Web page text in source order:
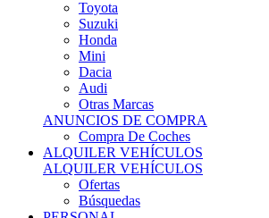
Honda
Mini
Dacia
Audi
Otras Marcas
ANUNCIOS DE COMPRA
Compra De Coches
ALQUILER VEHÍCULOS
ALQUILER VEHÍCULOS
Ofertas
Búsquedas
PERSONAL
COPILOTOS